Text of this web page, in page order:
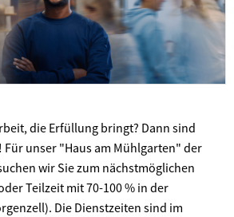
die Erfüllung bringt? Dann sind
Für unser "Haus am Mühlgarten" der
wir Sie zum nächstmöglichen
Teilzeit mit 70-100 % in der
Die Dienstzeiten sind im